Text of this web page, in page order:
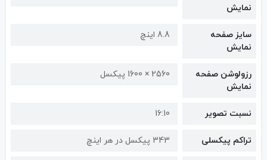
نمایش
سایز صفحه
نمایش
8.8 اینچ
رزولوشن صفحه
نمایش
2560 × 1600 پیکسل
نسبت تصویر 16:10
تراکم پیکسلی 343 پیکسل در هر اینچ